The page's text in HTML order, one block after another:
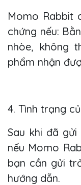
Momo Rabbit
chứng nếu:
nhòe, không
phẩm nhận
4. Tình trạng
Sau khi đã
nếu Momo
bạn cần gửi
hướng dẫn.